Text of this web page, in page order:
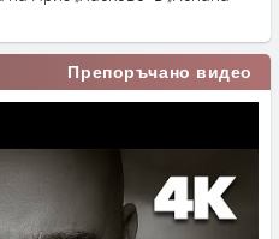
Препоръчано видео